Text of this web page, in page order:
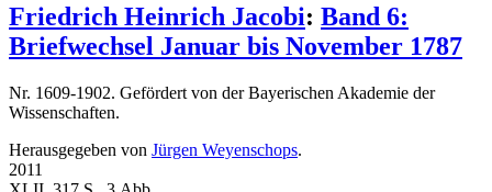
Friedrich Heinrich Jacobi: Band 6:
Briefwechsel Januar bis November 1787
Nr. 1609-1902. Gefördert von der Bayerischen Akademie der
Wissenschaften.
Herausgegeben von Jürgen Weyenschops.
2011